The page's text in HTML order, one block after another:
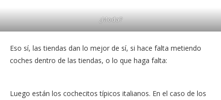
¿Moda?
Eso sí, las tiendas dan lo mejor de sí, si hace falta metiendo
coches dentro de las tiendas, o lo que haga falta:
Luego están los cochecitos típicos italianos. En el caso de los